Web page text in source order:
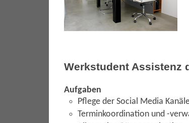
Werkstudent Assistenz
Aufgaben
Pflege der Social Media
Terminkoordination und -